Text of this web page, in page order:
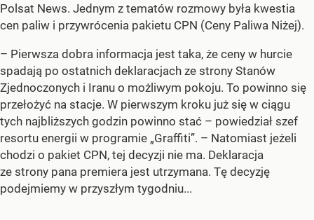
Polsat News. Jednym z tematów rozmowy była kwestia
cen paliw i przywrócenia pakietu CPN (Ceny Paliwa Niżej).
– Pierwsza dobra informacja jest taka, że ceny w hurcie
spadają po ostatnich deklaracjach ze strony Stanów
Zjednoczonych i Iranu o możliwym pokoju. To powinno się
przełożyć na stacje. W pierwszym kroku już się w ciągu
tych najbliższych godzin powinno stać – powiedział szef
resortu energii w programie „Graffiti”. – Natomiast jeżeli
chodzi o pakiet CPN, tej decyzji nie ma. Deklaracja
ze strony pana premiera jest utrzymana. Tę decyzję
podejmiemy w przyszłym tygodniu...